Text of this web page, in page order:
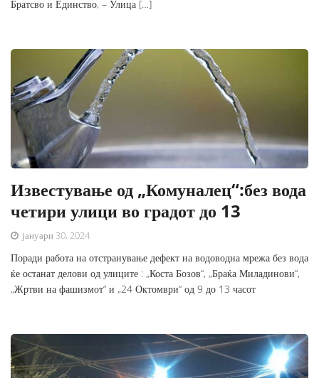
Братсво и Единство, – Улица […]
Известување од „Комуналец“:без вода
четири улици во градот до 13
јануари 30, 2024
Поради работа на отстранување дефект на водоводна мрежа без вода
ќе останат делови од улиците : „Коста Бозов“, „Браќа Миладинови“,
„Жртви на фашизмот“ и „24 Октомври“ од 9 до 13 часот